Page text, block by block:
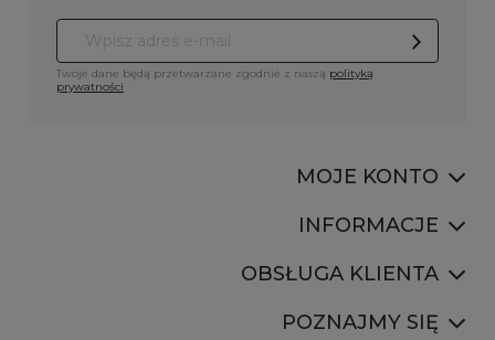
Twoje dane będą przetwarzane zgodnie z naszą polityką
prywatności
MOJE KONTO
INFORMACJE
OBSŁUGA KLIENTA
POZNAJMY SIĘ